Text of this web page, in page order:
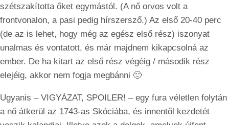
szétszakította őket egymástól. (A nő orvos volt a
frontvonalon, a pasi pedig hírszersző.) Az első 20-40 perc
(de az is lehet, hogy még az egész első rész) iszonyat
unalmas és vontatott, és már majdnem kikapcsolná az
ember. De ha kitart az első rész végéig / második rész
elejéig, akkor nem fogja megbánni 🙂
Ugyanis – VIGYÁZAT, SPOILER! – egy fura véletlen folytán
a nő átkerül az 1743-as Skóciába, és innentől kezdetét